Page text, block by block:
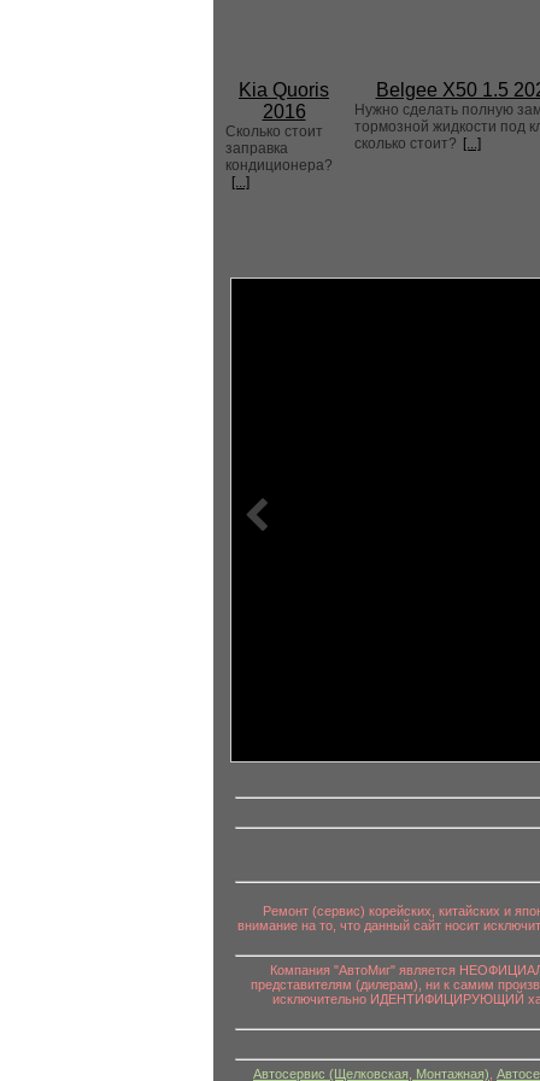
Kia Quoris
2016
Сколько стоит
заправка
кондиционера?
[...]
Belgee X50 1.5
Нужно сделать полную
тормозной жидкости под
сколько стоит? [...]
информационный контент
Ремонт (сервис) корейских, китайских и
внимание на то, что данный сайт носит
Компания "АвтоМиг" является
представителям (дилерам), ни к самим
исключительно ИДЕНТИФИЦИРУЮЩИЙ
Автосервис (Щелковская, Монтажная)